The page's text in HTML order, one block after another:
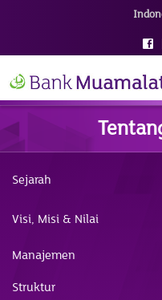
Sejarah
Visi, Misi & Nilai
Manajemen
Struktur